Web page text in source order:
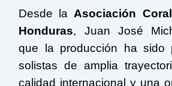
Desde laAsociación
Honduras, Juan José
que la producción ha sido
solistas de amplia
calidad internacional y una